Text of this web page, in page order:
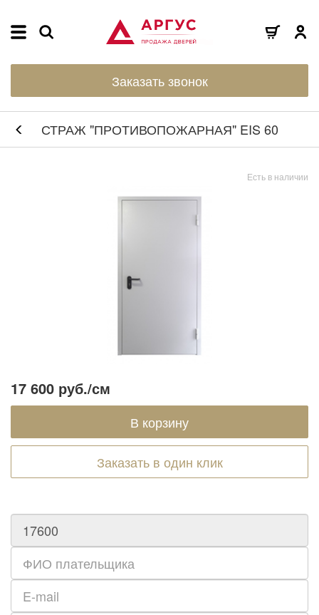
Заказать звонок
СТРАЖ "ПРОТИВОПОЖАРНАЯ" EIS 60
Есть в наличии
17 600 руб./см
Заказать в один клик